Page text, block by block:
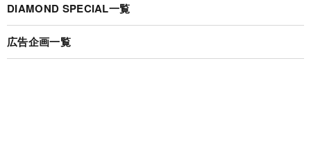
DIAMOND SPECIAL一覧
広告企画一覧